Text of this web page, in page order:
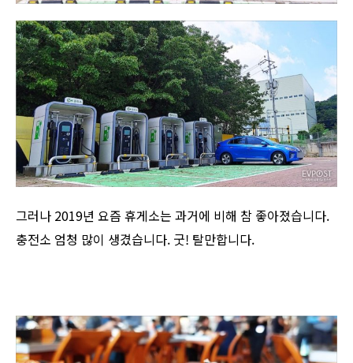
그러나 2019년 요즘 휴게소는 과거에 비해 참 좋아졌습니다.
충전소 엄청 많이 생겼습니다. 굿! 탈만합니다.